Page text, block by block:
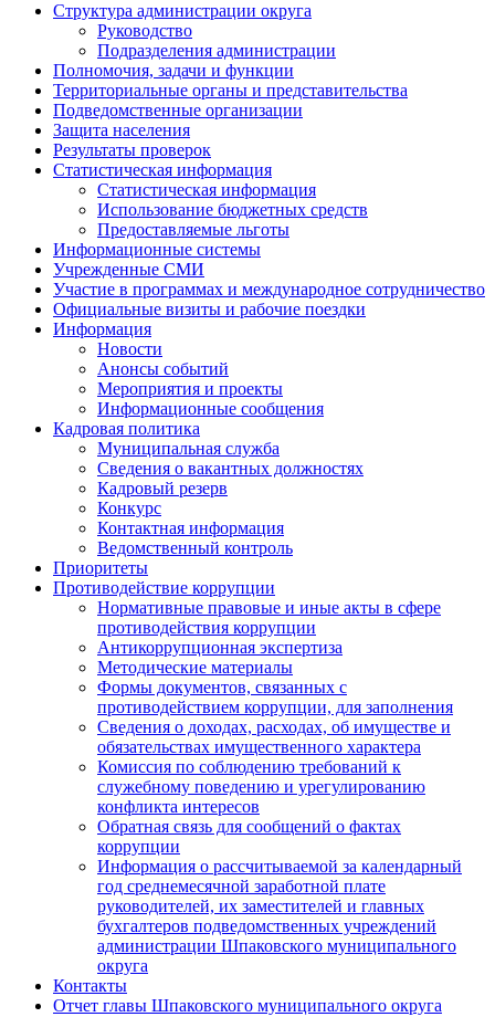
Структура администрации округа
Руководство
Подразделения администрации
Полномочия, задачи и функции
Территориальные органы и представительства
Подведомственные организации
Защита населения
Результаты проверок
Статистическая информация
Статистическая информация
Использование бюджетных средств
Предоставляемые льготы
Информационные системы
Учрежденные СМИ
Участие в программах и международное сотрудничество
Официальные визиты и рабочие поездки
Информация
Новости
Анонсы событий
Мероприятия и проекты
Информационные сообщения
Кадровая политика
Муниципальная служба
Сведения о вакантных должностях
Кадровый резерв
Конкурс
Контактная информация
Ведомственный контроль
Приоритеты
Противодействие коррупции
Нормативные правовые и иные акты в сфере
противодействия коррупции
Антикоррупционная экспертиза
Методические материалы
Формы документов, связанных с
противодействием коррупции, для заполнения
Сведения о доходах, расходах, об имуществе и
обязательствах имущественного характера
Комиссия по соблюдению требований к
служебному поведению и урегулированию
конфликта интересов
Обратная связь для сообщений о фактах
коррупции
Информация о рассчитываемой за календарный
год среднемесячной заработной плате
руководителей, их заместителей и главных
бухгалтеров подведомственных учреждений
администрации Шпаковского муниципального
округа
Контакты
Отчет главы Шпаковского муниципального округа